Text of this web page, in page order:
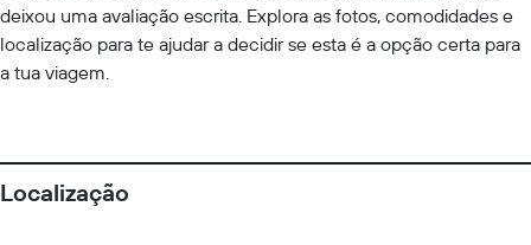
deixou uma avaliação escrita. Explora as fotos, comodidades e
localização para te ajudar a decidir se esta é a opção certa para
a tua viagem.
Localização